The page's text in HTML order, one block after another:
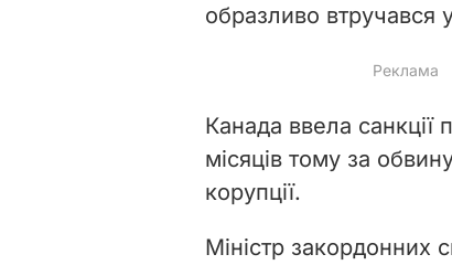
образливо втручався
Канада ввела санкції
місяців тому за
корупції.
Міністр закордонних